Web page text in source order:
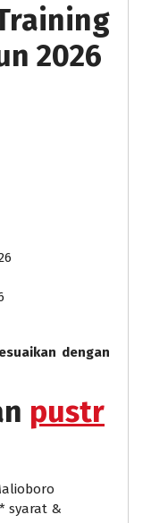
2026
dengan
pustr
syarat &